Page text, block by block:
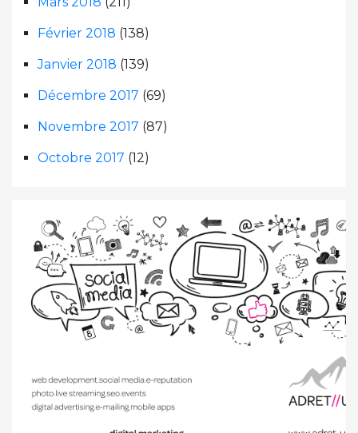
Février 2018 (138)
Janvier 2018 (139)
Décembre 2017 (69)
Novembre 2017 (87)
Octobre 2017 (12)